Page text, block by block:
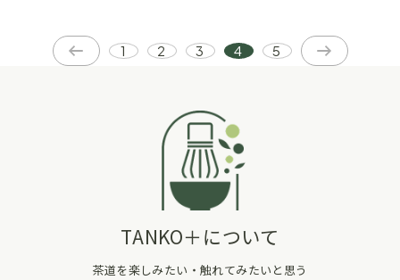
1 2 3 4 5
TANKO＋について
茶道を楽しみたい・触れてみたいと思う